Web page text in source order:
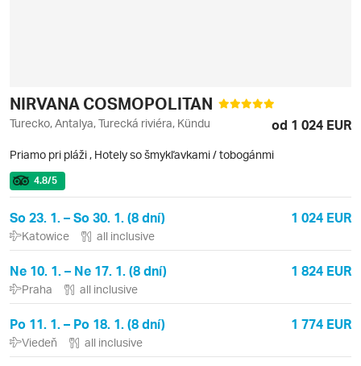
NIRVANA COSMOPOLITAN
Turecko, Antalya, Turecká riviéra, Kündu od 1 024 EUR
Priamo pri pláži , Hotely so šmykľavkami / tobogánmi
4.8/5
So 23. 1. – So 30. 1. (8 dní) 1 024 EUR
Katowice all inclusive
Ne 10. 1. – Ne 17. 1. (8 dní) 1 824 EUR
Praha all inclusive
Po 11. 1. – Po 18. 1. (8 dní) 1 774 EUR
Viedeň all inclusive